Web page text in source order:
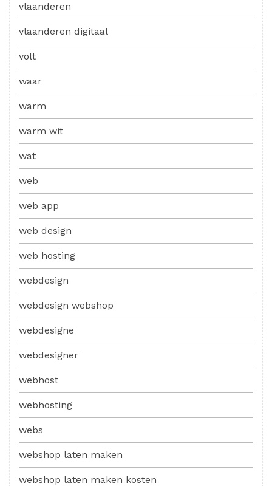
vlaanderen
vlaanderen digitaal
volt
waar
warm
warm wit
wat
web
web app
web design
web hosting
webdesign
webdesign webshop
webdesigne
webdesigner
webhost
webhosting
webs
webshop laten maken
webshop laten maken kosten